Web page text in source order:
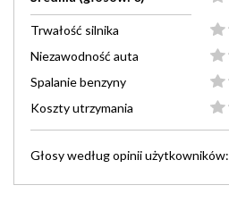
Trwałość silnika
Niezawodność auta
Spalanie benzyny
Koszty utrzymania
Głosy wedługopiniiużytkowników: